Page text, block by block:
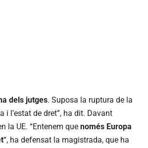
dels jutges. Suposa la ruptura de la
i l’estat de dret”, ha dit. Davant
la UE. “Entenem que només Europa
“, ha defensat la magistrada, que ha